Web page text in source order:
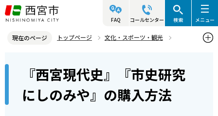
こ
の
ジ
頭
FAQ コールセンター 検索 メニュー
現在のページ トップページ
文化・スポーツ・観光
『西宮現代史』『市史研究にしのみや』の購入方法
『西宮現代史』『市史研究
にしのみや』の購入方法